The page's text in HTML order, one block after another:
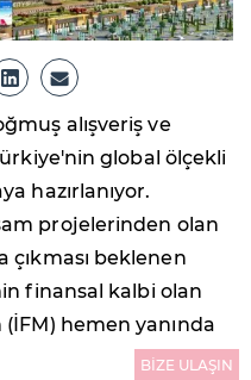
alışveriş ve
global ölçekli
hazırlanıyor.
projelerinden olan
çıkması beklenen
finansal kalbi olan
hemen yanında
BİZE ULAŞIN